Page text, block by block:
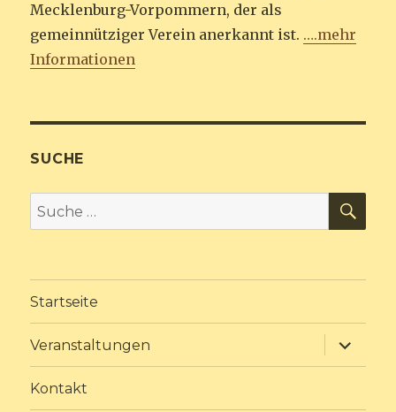
Mecklenburg-Vorpommern, der als
gemeinnütziger Verein anerkannt ist. ….mehr
Informationen
SUCHE
Suche
nach:
Startseite
Veranstaltungen
Kontakt